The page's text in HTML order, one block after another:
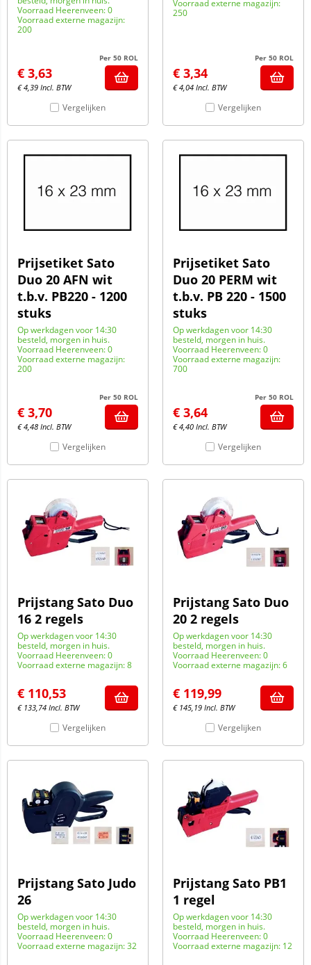
Voorraad Heerenveen: 0
Voorraad externe magazijn:
200
Per 50 ROL
€ 3,63
€4,39 Incl. BTW
Vergelijken
Voorraad externe magazijn:
250
Per 50 ROL
€ 3,34
€4,04 Incl. BTW
Vergelijken
Prijsetiket Sato
Duo 20 AFN wit
t.b.v. PB220 - 1200
stuks
Op werkdagen voor 14:30
besteld, morgen in huis.
Voorraad Heerenveen: 0
Voorraad externe magazijn:
200
Per 50 ROL
€ 3,70
€4,48 Incl. BTW
Vergelijken
Prijsetiket Sato
Duo 20 PERM wit
t.b.v. PB 220 - 1500
stuks
Op werkdagen voor 14:30
besteld, morgen in huis.
Voorraad Heerenveen: 0
Voorraad externe magazijn:
700
Per 50 ROL
€ 3,64
€4,40 Incl. BTW
Vergelijken
Prijstang Sato Duo
16 2 regels
Op werkdagen voor 14:30
besteld, morgen in huis.
Voorraad Heerenveen: 0
Voorraad externe magazijn: 8
€ 110,53
€ 133,74 Incl. BTW
Vergelijken
Prijstang Sato Duo
20 2 regels
Op werkdagen voor 14:30
besteld, morgen in huis.
Voorraad Heerenveen: 0
Voorraad externe magazijn: 6
€ 119,99
€ 145,19 Incl. BTW
Vergelijken
Prijstang Sato Judo
26
Op werkdagen voor 14:30
besteld, morgen in huis.
Voorraad Heerenveen: 0
Voorraad externe magazijn: 32
Prijstang Sato PB1
1 regel
Op werkdagen voor 14:30
besteld, morgen in huis.
Voorraad Heerenveen: 0
Voorraad externe magazijn: 12